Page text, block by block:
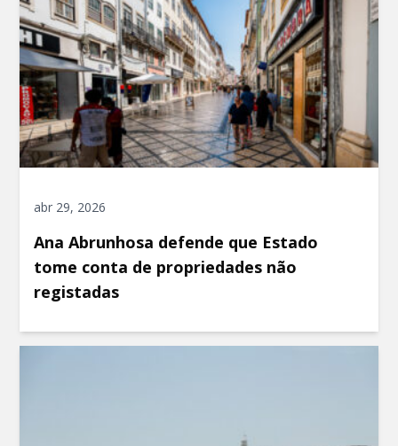
abr 29, 2026
Ana Abrunhosa defende que Estado
tome conta de propriedades não
registadas